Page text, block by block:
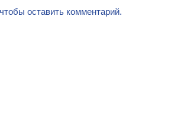
оставить комментарий.